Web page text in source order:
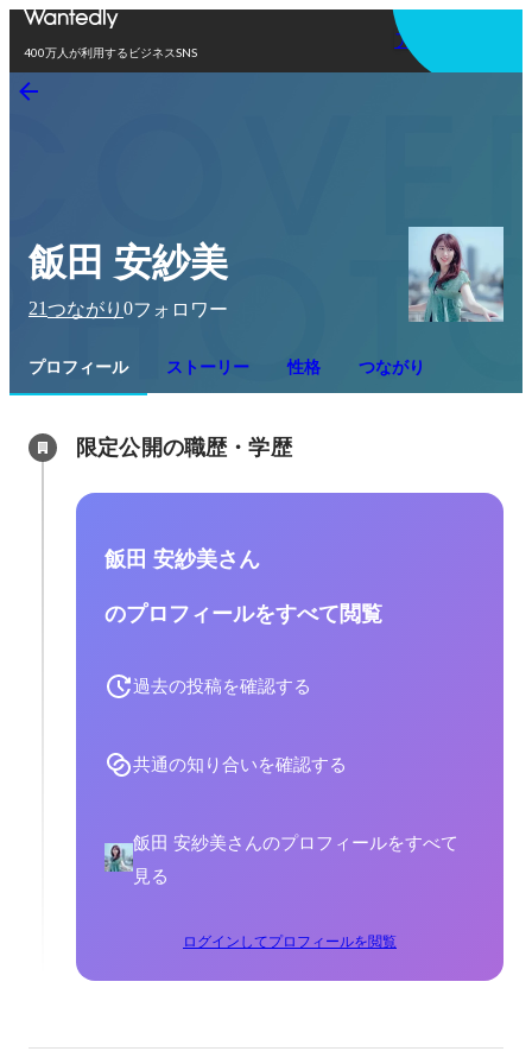
400万人が利用するビジネスSNS
アプリを使う
飯田 安紗美
21つながり 0フォロワー
プロフィール ストーリー 性格 つながり
限定公開の職歴・学歴
飯田 安紗美さん
のプロフィールをすべて閲覧
過去の投稿を確認する
共通の知り合いを確認する
飯田 安紗美さんのプロフィールをすべて
見る
ログインしてプロフィールを閲覧